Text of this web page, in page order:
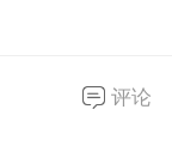
评论